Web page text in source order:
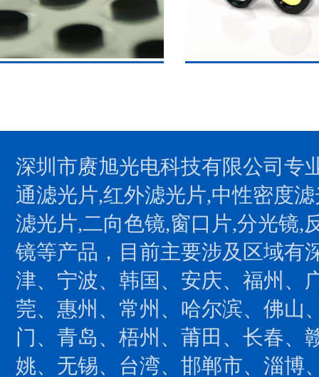
深圳市赓旭光电科技有限公司专
通滤光片,红外滤光片,中性密度
滤光片,二向色镜,窗口片,分光镜,
镜等产品，目前主要涉及区域有
津、宁波、韩国、安庆、福州、
莞、惠州、常州、哈尔滨、佛山
门、青岛、梧州、莆田、长春、
姚、无锡、台湾、邯郸市、淄博